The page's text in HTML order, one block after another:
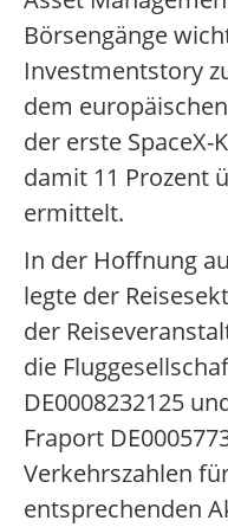
Börsengänge
Investmentstory
dem
der erste SpaceX-
damit 11 Prozent
ermittelt.
In der Hoffnung
legte der
der
die
DE0008232125
Fraport
Verkehrszahlen
entsprechenden